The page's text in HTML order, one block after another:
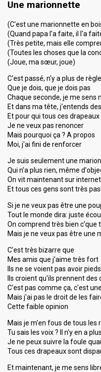
Une marionnette
(C'est une marionnette en
(Quand papa l'a faite, il l'a
(Très petite, mais elle
(Toutes les choses que la
(Joue, ma sœur, joue)
C'est passé, n'y a plus de
Que je dois, que je dois pas
Chaque seconde, je me sens
Et dans ma tête, j'entends
Et pour qui tous ces drapeaux
Je ne veux pas renoncer
Mais pourquoi ça ? A propos
Moi, j'ai fini de renforcer
Je suis seulement une
Qui n'a plus rien, même
On vit maintenant sur internet
Et tous ces gens sont très
Si je ne veux pas être une
Tout le monde dira: juste
On comprend très bien c'que
Mais je ne veux pas être une
C'est très bizarre que
Mes amis que j'aime très fort
Ils ne se voient pas avoir
Ils croient qu'ils prennent des
C'est pas comme ça, c'est
Mais j'ai pas le droit de les
Cette faible opinion
Mais je m'en fous de tous les
Tu sais les voix ? Il n'y en a plus
Je ne peux suivre la foule
Tous ces drapeaux sont
Et maintenant, je me sens